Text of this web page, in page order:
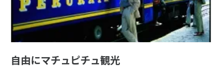
自由にマチュピチュ観光